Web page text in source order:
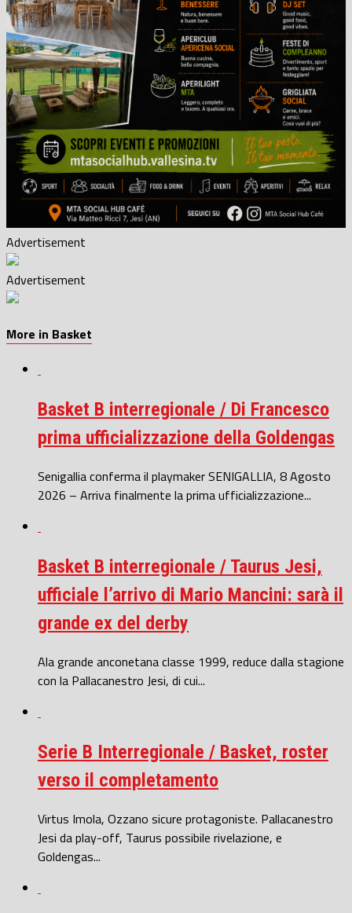
Advertisement
Advertisement
More in Basket
Basket B interregionale / Di Francesco
prima ufficializzazione della Goldengas
Senigallia conferma il playmaker SENIGALLIA, 8 Agosto
2026 – Arriva finalmente la prima ufficializzazione...
Basket B interregionale / Taurus Jesi,
ufficiale l’arrivo di Mario Mancini: sarà il
grande ex del derby
Ala grande anconetana classe 1999, reduce dalla stagione
con la Pallacanestro Jesi, di cui...
Serie B Interregionale / Basket, roster
verso il completamento
Virtus Imola, Ozzano sicure protagoniste. Pallacanestro
Jesi da play-off, Taurus possibile rivelazione, e
Goldengas...